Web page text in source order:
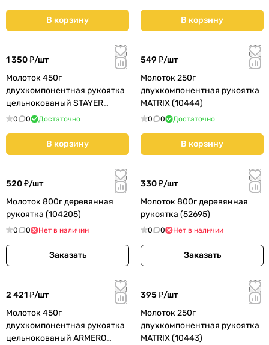
В корзину В корзину
1 350 ₽/шт
Молоток 450г
двухкомпонентная рукоятка
цельнокованый STAYER
STRIKE (2025-450)
0 0 Достаточно
В корзину
549 ₽/шт
Молоток 250г
двухкомпонентная рукоятка
MATRIX (10444)
0 0 Достаточно
В корзину
520 ₽/шт
Молоток 800г деревянная
рукоятка (104205)
0 0 Нет в наличии
Заказать
330 ₽/шт
Молоток 800г деревянная
рукоятка (52695)
0 0 Нет в наличии
Заказать
2 421 ₽/шт
Молоток 450г
двухкомпонентная рукоятка
цельнокованый ARMERO
395 ₽/шт
Молоток 250г
двухкомпонентная рукоятка
MATRIX (10443)